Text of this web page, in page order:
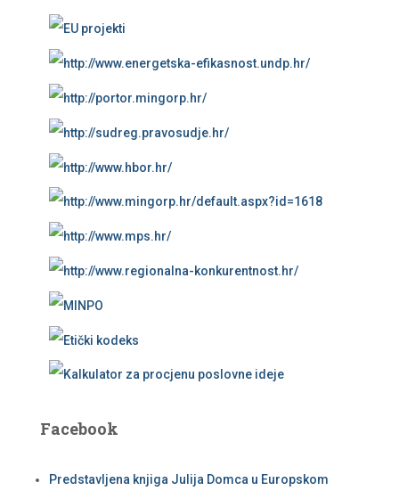
Facebook
Predstavljena knjiga Julija Domca u Europskom